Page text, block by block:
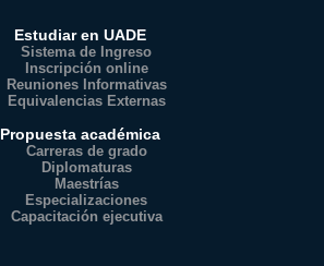
Estudiar en UADE
Sistema de Ingreso
Inscripción online
Reuniones Informativas
Equivalencias Externas
Propuesta académica
Carreras de grado
Diplomaturas
Maestrías
Especializaciones
Capacitación ejecutiva